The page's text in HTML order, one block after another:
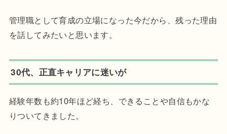
管理職として育成の立場になった今だから、残った理由
を話してみたいと思います。
30代、正直キャリアに迷いが
経験年数も約10年ほど経ち、できることや自信もかな
りついてきました。